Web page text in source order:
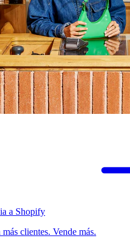
a Shopify
clientes. Vende más.